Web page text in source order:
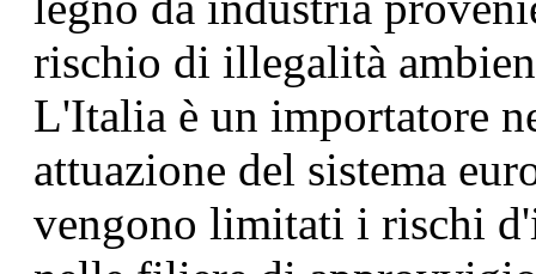
rischio di illegalità
L'Italia è un importatore
attuazione del sistema
vengono limitati i rischi